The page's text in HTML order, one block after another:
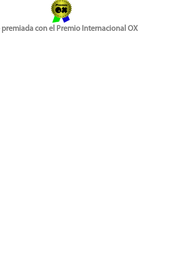
premiada con el Premio Internacional OX